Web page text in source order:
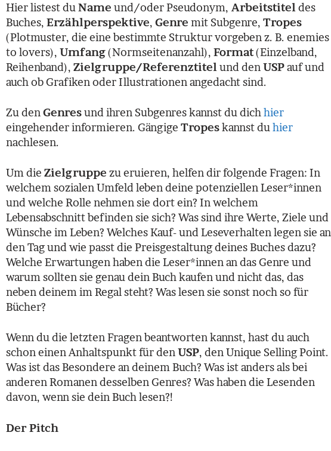
Hier listest du Name und/oder Pseudonym, Arbeitstitel des
Buches, Erzählperspektive, Genre mit Subgenre, Tropes
(Plotmuster, die eine bestimmte Struktur vorgeben z. B. enemies
to lovers), Umfang(Normseitenanzahl), Format(Einzelband,
Reihenband), Zielgruppe/Referenztitel und den USPauf und
auch ob Grafiken oder Illustrationen angedacht sind.
Zu den Genresund ihren Subgenres kannst du dich hier
eingehender informieren. Gängige Tropeskannst du hier
nachlesen.
Um die Zielgruppe zu eruieren, helfen dir folgende Fragen: In
welchem sozialen Umfeld leben deine potenziellen Leser*innen
und welche Rolle nehmen sie dort ein? In welchem
Lebensabschnitt befinden sie sich? Was sind ihre Werte, Ziele und
Wünsche im Leben? Welches Kauf- und Leseverhalten legen sie an
den Tag und wie passt die Preisgestaltung deines Buches dazu?
Welche Erwartungen haben die Leser*innen an das Genre und
warum sollten sie genau dein Buch kaufen und nicht das, das
neben deinem im Regal steht? Was lesen sie sonst noch so für
Bücher?
Wenn du die letzten Fragen beantworten kannst, hast du auch
schon einen Anhaltspunkt für denUSP, den Unique Selling Point.
Was ist das Besondere an deinem Buch? Was ist anders als bei
anderen Romanen desselben Genres? Was haben die Lesenden
davon, wenn sie dein Buch lesen?!
Der Pitch